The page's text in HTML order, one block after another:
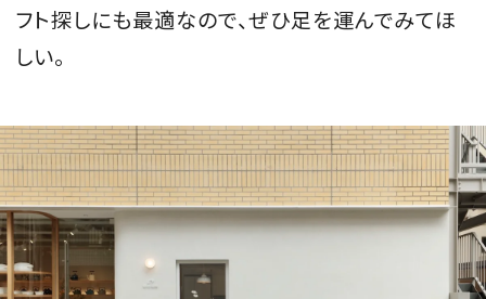
フト探しにも最適なので、ぜひ足を運んでみてほ
しい。